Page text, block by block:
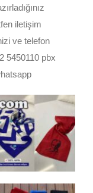
iletişim
ve telefon
5450110 pbx